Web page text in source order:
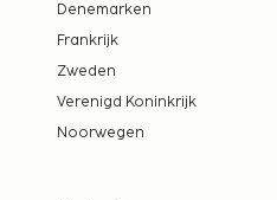
ATOUT France, het Franse
een officiële
toepasselijke
volgende belasting: EUR
Denemarken
Frankrijk
Zweden
Verenigd Koninkrijk
Noorwegen